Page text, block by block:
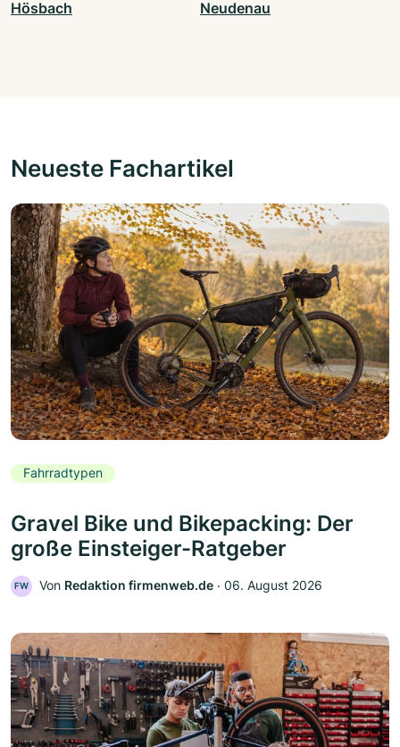
Hösbach Neudenau
Neueste Fachartikel
Fahrradtypen
Gravel Bike und Bikepacking: Der
große Einsteiger-Ratgeber
FW Von Redaktion firmenweb.de ‧ 06. August 2026